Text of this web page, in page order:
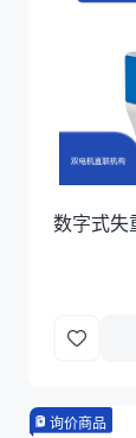
数字式失
询价商品